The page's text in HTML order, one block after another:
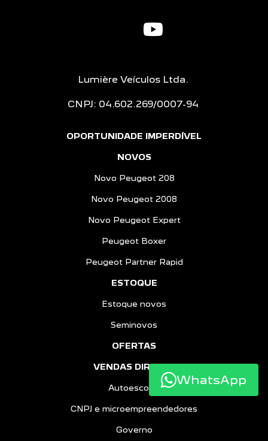
Lumière Veículos Ltda.
CNPJ: 04.602.269/0007-94
OPORTUNIDADE IMPERDÍVEL
NOVOS
Novo Peugeot 208
Novo Peugeot 2008
Novo Peugeot Expert
Peugeot Boxer
Peugeot Partner Rapid
ESTOQUE
Estoque novos
Seminovos
OFERTAS
VENDAS DIRETAS
Autoescolas
CNPJ e microempreendedores
Governo
WhatsApp